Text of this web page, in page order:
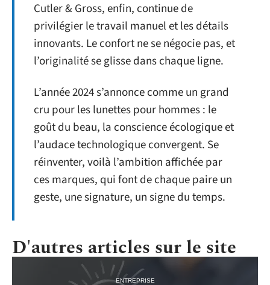
Cutler & Gross, enfin, continue de
privilégier le travail manuel et les détails
innovants. Le confort ne se négocie pas, et
l’originalité se glisse dans chaque ligne.
L’année 2024 s’annonce comme un grand
cru pour les lunettes pour hommes : le
goût du beau, la conscience écologique et
l’audace technologique convergent. Se
réinventer, voilà l’ambition affichée par
ces marques, qui font de chaque paire un
geste, une signature, un signe du temps.
D'autres articles sur le site
ENTREPRISE